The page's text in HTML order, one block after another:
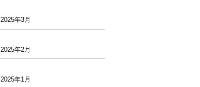
2025年3月
2025年2月
2025年1月